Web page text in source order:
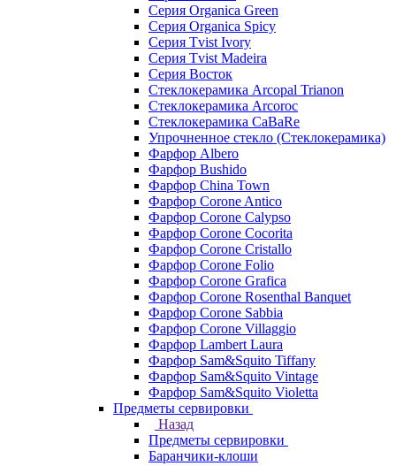
Серия Organica Green
Серия Organica Spicy
Серия Tvist Ivory
Серия Tvist Madeira
Серия Восток
Стеклокерамика Arcopal Trianon
Стеклокерамика Arcoroc
Стеклокерамика CaBaRe
Упрочненное стекло (Стеклокерамика)
Фарфор Albero
Фарфор Bushido
Фарфор China Town
Фарфор Corone Antico
Фарфор Corone Calypso
Фарфор Corone Cocorita
Фарфор Corone Cristallo
Фарфор Corone Folio
Фарфор Corone Grafica
Фарфор Corone Rosenthal Banquet
Фарфор Corone Sabbia
Фарфор Corone Villaggio
Фарфор Lambert Laura
Фарфор Sam&Squito Tiffany
Фарфор Sam&Squito Vintage
Фарфор Sam&Squito Violetta
Предметы сервировки
Назад
Предметы сервировки
Баранчики-клоши